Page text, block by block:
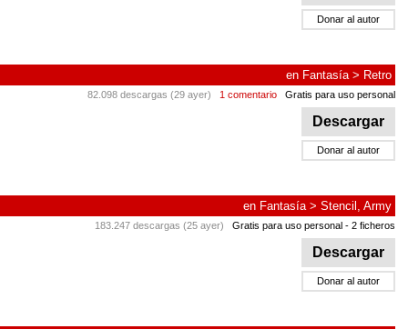
Donar al autor
en Fantasía> Retro
82.098 descargas (29 ayer) 1 comentario Gratis para uso personal
Descargar
Donar al autor
en Fantasía> Stencil, Army
183.247 descargas (25 ayer) Gratis para uso personal - 2 ficheros
Descargar
Donar al autor